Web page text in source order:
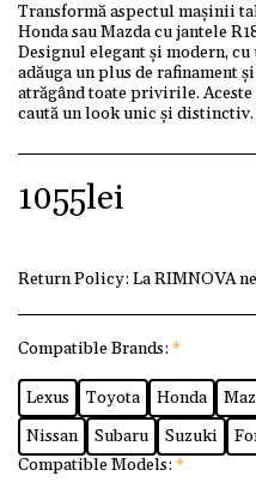
Transformă aspectul mașinii
Honda sau Mazda cu jantele
Designul elegant și modern,
adăuga un plus de rafinament
atrăgând toate privirile.
caută un look unic și distinctiv.
1055lei
Return Policy: La
Compatible Brands: *
Lexus Toyota Honda
Nissan
Subaru Suzuki
Compatible Models: *